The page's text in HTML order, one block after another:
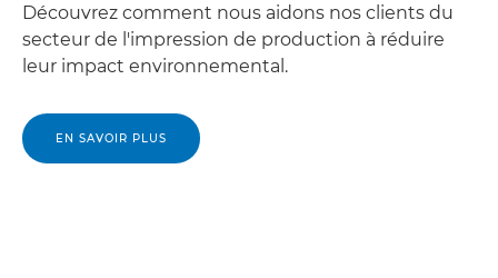
Découvrez comment nous aidons nos clients du
secteur de l'impression de production à réduire
leur impact environnemental.
EN SAVOIR PLUS